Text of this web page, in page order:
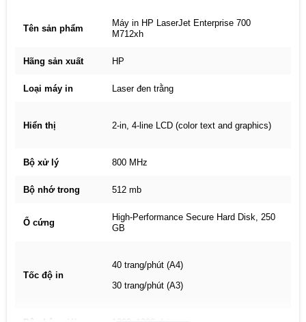
Tên sản phẩm
Máy in HP LaserJet Enterprise 700
M712xh
Hãng sản xuất HP
Loại máy in Laser đen trằng
Hiển thị 2-in, 4-line LCD (color text and graphics)
Bộ xử lý 800 MHz
Bộ nhớ trong 512 mb
Ổ cứng
High-Performance Secure Hard Disk, 250
GB
Tốc độ in
40 trang/phút (A4)
30 trang/phút (A3)